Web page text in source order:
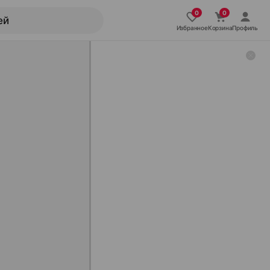
ИзбранноеКорзинаПрофиль